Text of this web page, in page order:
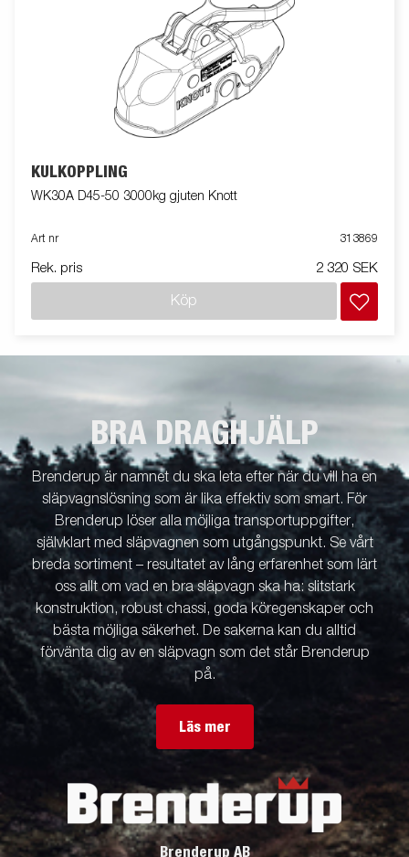
KULKOPPLING
WK30A D45-50 3000kg gjuten Knott
Art nr 313869
Rek. pris 2 320 SEK
Köp
BRA DRAGHJÄLP
Brenderup är namnet du ska leta efter när du vill ha en
släpvagnslösning som är lika effektiv som smart. För
Brenderup löser alla möjliga transportuppgifter,
självklart med släpvagnen som utgångspunkt. Se vårt
breda sortiment – resultatet av lång erfarenhet som lärt
oss allt om vad en bra släpvagn ska ha: slitstark
konstruktion, robust chassi, goda köregenskaper och
bästa möjliga säkerhet. De sakerna kan du alltid
förvänta dig av en släpvagn som det står Brenderup
på.
Läs mer
Brenderup AB